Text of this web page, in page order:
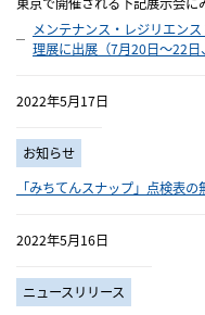
メンテナンス・レジリエン
理展に出展（7月20日～22日
2022年5月17日
お知らせ
「みちてんスナップ」点検表
2022年5月16日
ニュースリリース